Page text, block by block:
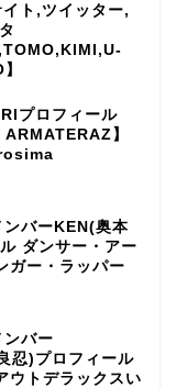
ト,ツイッター,
プロフィール
ARMATERAZ】
ンバーKEN(奥本
ダンサー・アー
ガー・ラッパー
バー
忍)プロフィール
ウトデラックスい